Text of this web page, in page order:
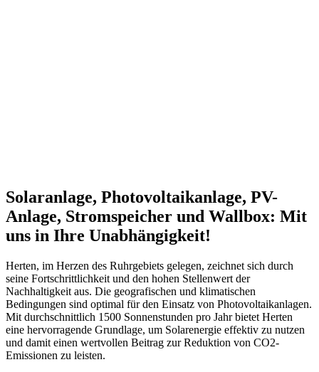
Solaranlage, Photovoltaikanlage, PV-
Anlage, Stromspeicher und Wallbox: Mit
uns in Ihre Unabhängigkeit!
Herten, im Herzen des Ruhrgebiets gelegen, zeichnet sich durch
seine Fortschrittlichkeit und den hohen Stellenwert der
Nachhaltigkeit aus. Die geografischen und klimatischen
Bedingungen sind optimal für den Einsatz von Photovoltaikanlagen.
Mit durchschnittlich 1500 Sonnenstunden pro Jahr bietet Herten
eine hervorragende Grundlage, um Solarenergie effektiv zu nutzen
und damit einen wertvollen Beitrag zur Reduktion von CO2-
Emissionen zu leisten.